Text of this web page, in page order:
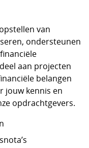
van
ondersteunen
aan projecten
belangen
jouw kennis en
opdrachtgevers.